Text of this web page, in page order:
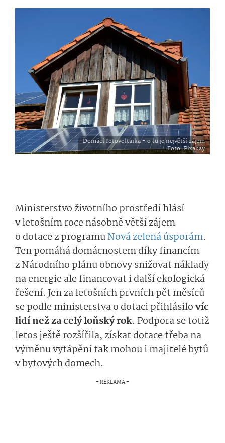
Domácí fotovoltaika - o tu je největší zájem
Foto: Pixabay
Ministerstvo životního prostředí hlásí
v letošním roce násobně větší zájem
o dotace z programuNová zelená úsporám.
Ten pomáhá domácnostem díky financím
z Národního plánu obnovy snižovat náklady
na energie ale financovat i další ekologická
řešení. Jen za letošních prvních pět měsíců
se podle ministerstva o dotaci přihlásilovíc
lidí než za celý loňský rok. Podpora se totiž
letos ještě rozšířila, získat dotace třeba na
výměnu vytápění tak mohou i majitelé bytů
v bytových domech.